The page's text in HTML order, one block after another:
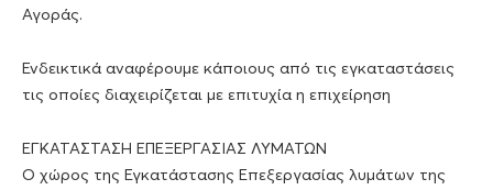
Αγοράς.
Ενδεικτικά αναφέρουμε κάποιους από τις εγκαταστάσεις
τις οποίες διαχειρίζεται με επιτυχία η επιχείρηση
ΕΓΚΑΤΑΣΤΑΣΗ ΕΠΕΞΕΡΓΑΣΙΑΣ ΛΥΜΑΤΩΝ
Ο χώρος της Εγκατάστασης Επεξεργασίας λυμάτων της